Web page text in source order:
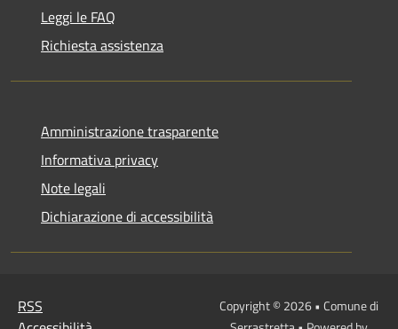
Leggi le FAQ
Richiesta assistenza
Amministrazione trasparente
Informativa privacy
Note legali
Dichiarazione di accessibilità
RSS
Copyright © 2026 • Comune di